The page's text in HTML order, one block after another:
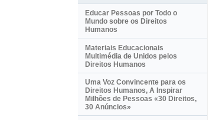
Educar Pessoas por Todo o
Mundo sobre os Direitos
Humanos
Materiais Educacionais
Multimédia de Unidos pelos
Direitos Humanos
Uma Voz Convincente para os
Direitos Humanos, A Inspirar
Milhões de Pessoas «30 Direitos,
30 Anúncios»